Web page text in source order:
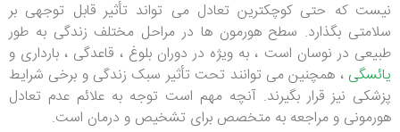
نیست که حتی کوچکترین تعادل می تواند تأثیر قابل توجهی بر
سلامتی بگذارد. سطح هورمون ها در مراحل مختلف زندگی به طور
طبیعی در نوسان است ، به ویژه در دوران بلوغ ، قاعدگی ، بارداری و
یائسگی ، همچنین می توانند تحت تأثیر سبک زندگی و برخی شرایط
پزشکی نیز قرار بگیرند. آنچه مهم است توجه به علائم عدم تعادل
هورمونی و مراجعه به متخصص برای تشخیص و درمان است.